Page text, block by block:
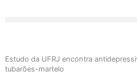
Estudo da UFRJ encontra
tubarões-martelo